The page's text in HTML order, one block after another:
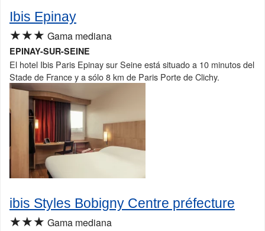
Ibis Epinay
★★★ Gama mediana
EPINAY-SUR-SEINE
El hotel Ibis Paris Epinay sur Seine está situado a 10 minutos del
Stade de France y a sólo 8 km de Paris Porte de Clichy.
ibis Styles Bobigny Centre préfecture
★★★ Gama mediana